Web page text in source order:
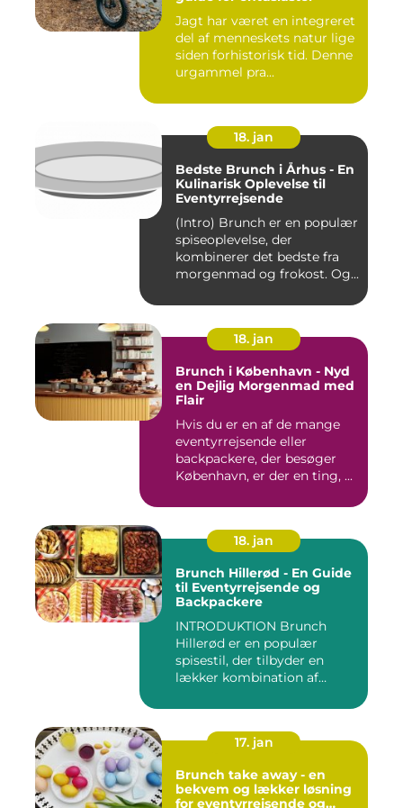
Jagt har været en integreret
del af menneskets natur lige
siden forhistorisk tid. Denne
urgammel pra...
18. jan
Bedste Brunch i Århus - En
Kulinarisk Oplevelse til
Eventyrrejsende
(Intro) Brunch er en populær
spiseoplevelse, der
kombinerer det bedste fra
morgenmad og frokost. Og...
18. jan
Brunch i København - Nyd
en Dejlig Morgenmad med
Flair
Hvis du er en af de mange
eventyrrejsende eller
backpackere, der besøger
København, er der en ting, ...
18. jan
Brunch Hillerød - En Guide
til Eventyrrejsende og
Backpackere
INTRODUKTION Brunch
Hillerød er en populær
spisestil, der tilbyder en
lækker kombination af
17. jan
Brunch take away - en
bekvem og lækker løsning
for eventyrrejsende og